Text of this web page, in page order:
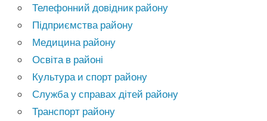
Телефонний довідник району
Підприємства району
Медицина району
Освіта в районі
Культура и спорт району
Служба у справах дітей району
Транспорт району